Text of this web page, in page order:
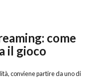
come
il gioco
conviene partire da uno di